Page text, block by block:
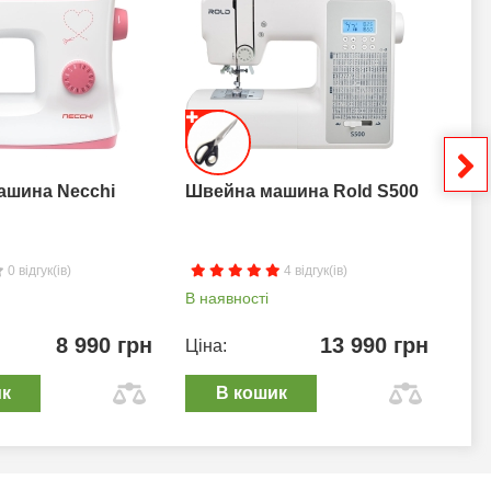
Necchi
0 відгук(ів)
8 990 грн
Швейна машина Rold S500
4 відгук(ів)
В наявності
Ціна: 13 990 грн
В кошик